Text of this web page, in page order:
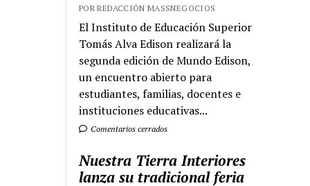
POR REDACCIÓN MASSNEGOCIOS
El Instituto de Educación Superior
Tomás Alva Edison realizará la
segunda edición de Mundo Edison,
un encuentro abierto para
estudiantes, familias, docentes e
instituciones educativas...
Comentarios cerrados
Nuestra Tierra Interiores
lanza su tradicional feria